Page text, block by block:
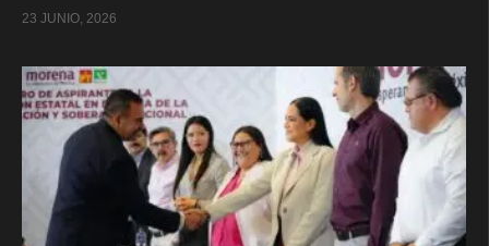
23 JUNIO, 2026